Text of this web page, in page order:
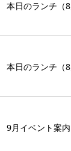
本日のランチ（8
本日のランチ（8
9月イベント案